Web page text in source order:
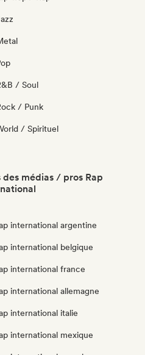
/ Soul
/ Punk
/ Spirituel
des médias / pros Rap
international argentine
international belgique
international france
international allemagne
international italie
international mexique